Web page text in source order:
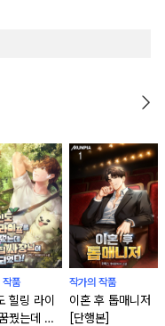
작품
힐링 라이
꿨는데 대
작가의 작품
이혼 후 톱매니저
[단행본]